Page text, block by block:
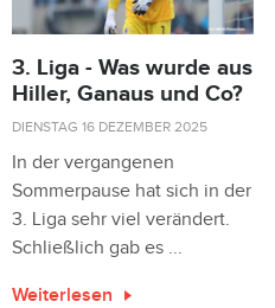
3. Liga - Was wurde aus
Hiller, Ganaus und Co?
DIENSTAG 16 DEZEMBER 2025
In der vergangenen
Sommerpause hat sich in der
3. Liga sehr viel verändert.
Schließlich gab es ...
Weiterlesen